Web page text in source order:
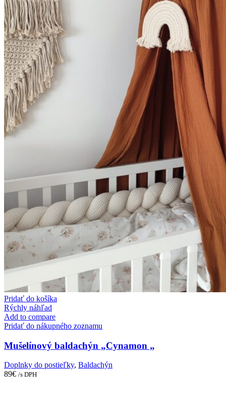
Pridať do košíka
Rýchly náhľad
Add to compare
Pridať do nákupného zoznamu
Mušelínový baldachýn „Cynamon „
Doplnky do postieľky, Baldachýn
89€ /s DPH